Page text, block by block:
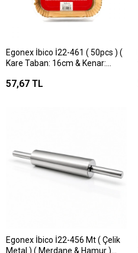
Egonex İbico İ22-461 ( 50pcs ) (
Kare Taban: 16cm & Kenar:
Kağıt )*200
57,67 TL
Egonex İbico İ22-456 Mt ( Çelik
Metal ) ( Merdane & Hamur )